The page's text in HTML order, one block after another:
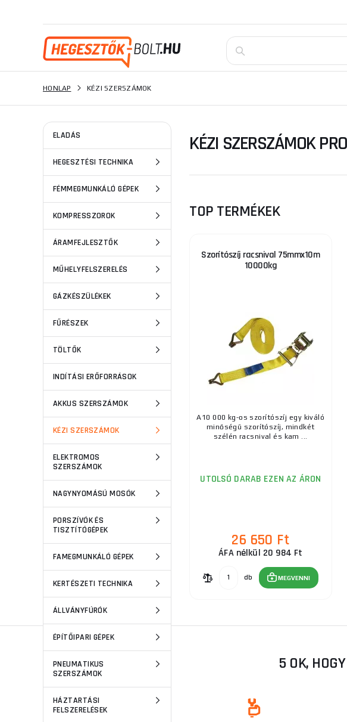
ELADÁS
HEGESZTÉSI TECHNIKA
FÉMMEGMUNKÁLÓ GÉPEK
KOMPRESSZOROK
ÁRAMFEJLESZTŐK
MŰHELYFELSZERELÉS
GÁZKÉSZÜLÉKEK
FŰRÉSZEK
TÖLTŐK
INDÍTÁSI ERŐFORRÁSOK
AKKUS SZERSZÁMOK
KÉZI SZERSZÁMOK
ELEKTROMOS
SZERSZÁMOK
NAGYNYOMÁSÚ MOSÓK
PORSZÍVÓK ÉS
TISZTÍTÓGÉPEK
FAMEGMUNKÁLÓ GÉPEK
KERTÉSZETI TECHNIKA
ÁLLVÁNYFÚRÓK
ÉPÍTŐIPARI GÉPEK
PNEUMATIKUS
SZERSZÁMOK
HÁZTARTÁSI
FELSZERELÉSEK
HONLAP KÉZI SZERSZÁMOK
KÉZI SZERSZÁMOK
TOP TERMÉKEK
Szorítószíj racsnival 75mmx10m
10000kg
A10 000 kg-os szorítószíj egy kiváló
minőségű szorítószíj, mindkét
szélén racsnival és kam ...
UTOLSÓ DARAB EZEN AZ ÁRON
26 650 Ft
ÁFA nélkül 20 984 Ft
db MEGVENNI
5 OK,